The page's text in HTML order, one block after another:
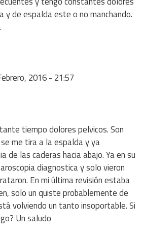
y de espalda este o no manchando.
2016 - 21:57
tiempo dolores pelvicos. Son
me tira a la espalda y ya
de las caderas hacia abajo. Ya en su
diagnostica y solo vieron
En mi última revisión estaba
solo un quiste probablemente de
volviendo un tanto insoportable. Si
Un saludo